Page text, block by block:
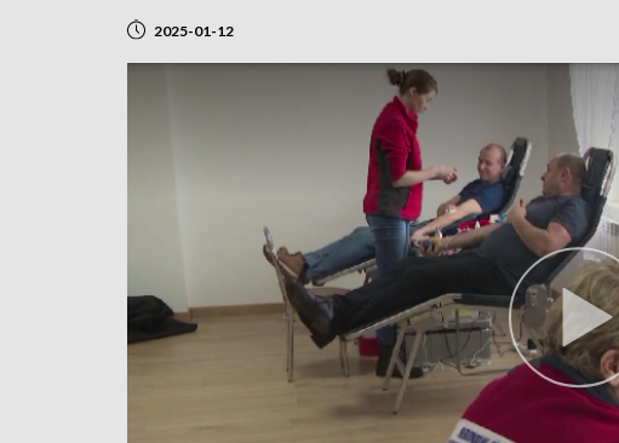
2025-01-12